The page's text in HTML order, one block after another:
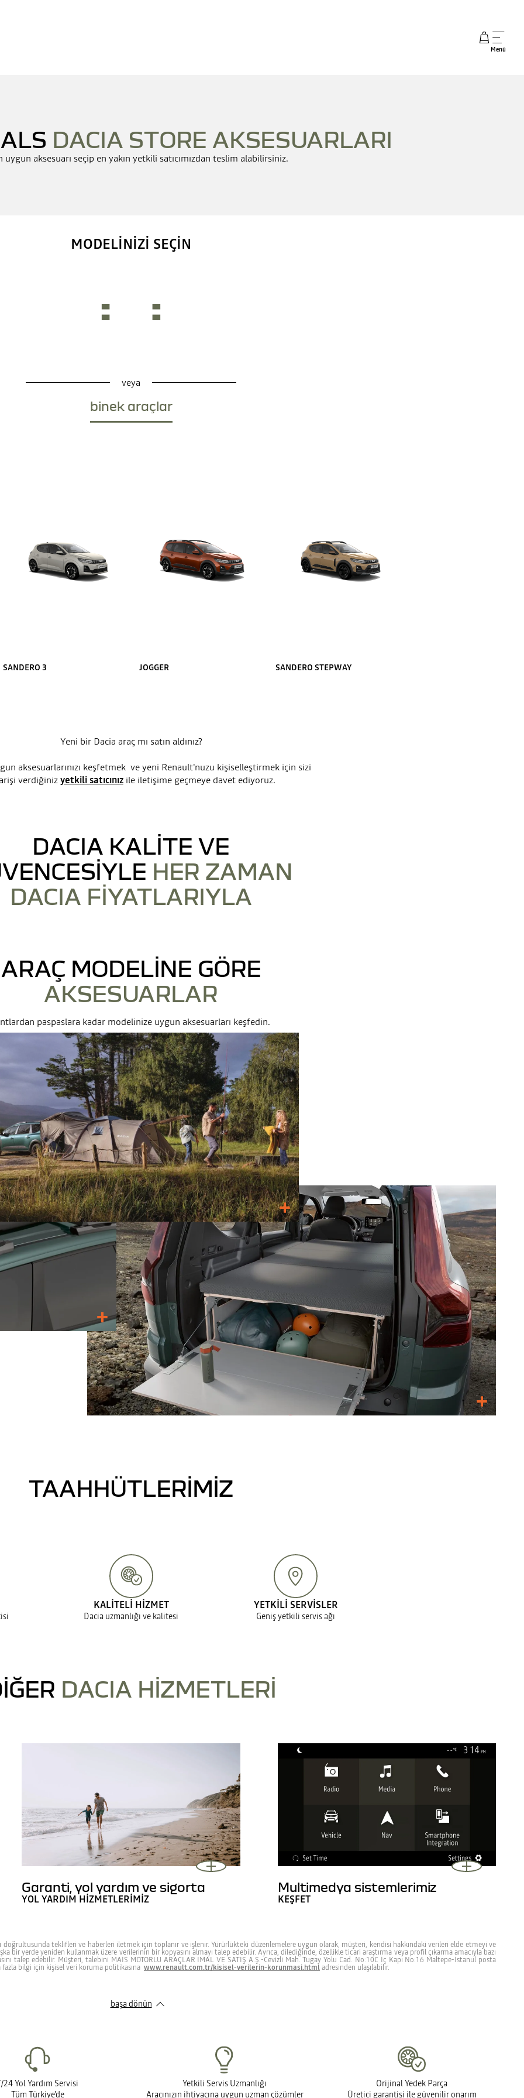
Menü
DACIA STORE AKSESUARLARI
uygun aksesuarı seçip en yakın yetkili satıcımızdan teslim alabilirsiniz.
MODELİNİZİ SEÇİN
veya
binek araçlar
SANDERO 3 JOGGER SANDERO STEPWAY
Yeni bir Dacia araç mı satın aldınız?
aksesuarlarınızı keşfetmek ve yeni Renault'nuzu kişiselleştirmek için sizi
verdiğinizyetkili satıcınızile iletişime geçmeye davet ediyoruz.
DACIA KALİTE VE
HER ZAMAN
DACIA FİYATLARIYLA
ARAÇ MODELİNE GÖRE
AKSESUARLAR
paspaslara kadar modelinize uygun aksesuarları keşfedin.
TAAHHÜTLERIMIZ
KALİTELİ HİZMET
Dacia uzmanlığı ve kalitesi
YETKİLİ SERVİSLER
Geniş yetkili servis ağı
DACIA HİZMETLERİ
Garanti, yol yardım ve sigorta
YOL YARDIM HIZMETLERIMIZ
Multimedya sistemlerimiz
KEŞFET
teklifleri ve haberleri iletmek için toplanır ve işlenir. Yürürlükteki düzenlemelere uygun olarak, müşteri, kendisi hakkındaki verileri elde etmeyi ve
bir yerde yeniden kullanmak üzere verilerinin bir kopyasını almayı talep edebilir. Ayrıca, dilediğinde, özellikle ticari araştırma veya profil çıkarma amacıyla bazı
talep edebilir. Müşteri, talebini MAİS MOTORLU ARAÇLAR İMAL VE SATIŞ A.Ş.-Cevizli Mah. Tugay Yolu Cad. No:10C İç Kapı No:16 Maltepe-İstanul posta
bilgi için kişisel veri koruma politikasına www.renault.com.tr/kisisel-verilerin-korunmasi.htmladresinden ulaşılabilir.
başa dönün
24 Yol Yardım Servisi
Tüm Türkiye'de
Yetkili Servis Uzmanlığı
Aracınızın ihtiyacına uygun uzman çözümler
Orijinal Yedek Parça
Üretici garantisi ile güvenilir onarım